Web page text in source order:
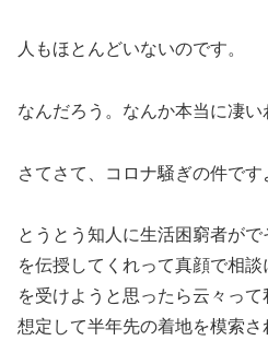
人もほとんどいないのです。
なんだろう。なんか本当に凄い
さてさて、コロナ騒ぎの件です
とうとう知人に生活困窮者が
を伝授してくれって真顔で相
を受けようと思ったら云々っ
想定して半年先の着地を模索さ